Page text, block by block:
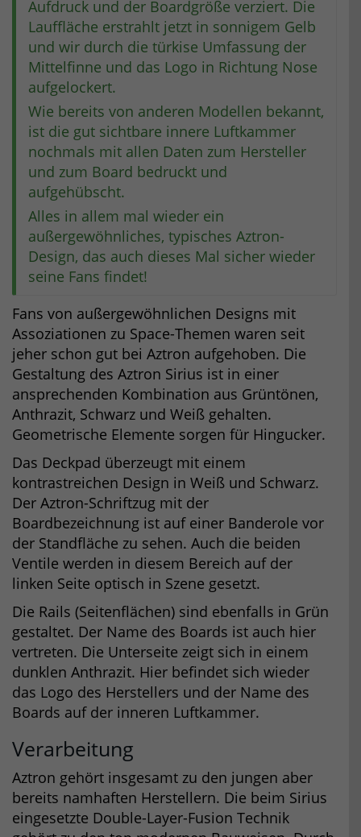
Aufdruck und der Boardgröße verziert. Die
Lauffläche erstrahlt jetzt in sonnigem Gelb
und wir durch die türkise Umfassung der
Mittelfinne und das Logo in Richtung Nose
aufgelockert.
Wie bereits von anderen Modellen bekannt,
ist die gut sichtbare innere Luftkammer
nochmals mit allen Daten zum Hersteller
und zum Board bedruckt und
aufgehübscht.
Alles in allem mal wieder ein
außergewöhnliches, typisches Aztron-
Design, das auch dieses Mal sicher wieder
seine Fans findet!
Fans von außergewöhnlichen Designs mit
Assoziationen zu Space-Themen waren seit
jeher schon gut bei Aztron aufgehoben. Die
Gestaltung des Aztron Sirius ist in einer
ansprechenden Kombination aus Grüntönen,
Anthrazit, Schwarz und Weiß gehalten.
Geometrische Elemente sorgen für Hingucker.
Das Deckpad überzeugt mit einem
kontrastreichen Design in Weiß und Schwarz.
Der Aztron-Schriftzug mit der
Boardbezeichnung ist auf einer Banderole vor
der Standfläche zu sehen. Auch die beiden
Ventile werden in diesem Bereich auf der
linken Seite optisch in Szene gesetzt.
Die Rails (Seitenflächen) sind ebenfalls in Grün
gestaltet. Der Name des Boards ist auch hier
vertreten. Die Unterseite zeigt sich in einem
dunklen Anthrazit. Hier befindet sich wieder
das Logo des Herstellers und der Name des
Boards auf der inneren Luftkammer.
Verarbeitung
Aztron gehört insgesamt zu den jungen aber
bereits namhaften Herstellern. Die beim Sirius
eingesetzte Double-Layer-Fusion Technik